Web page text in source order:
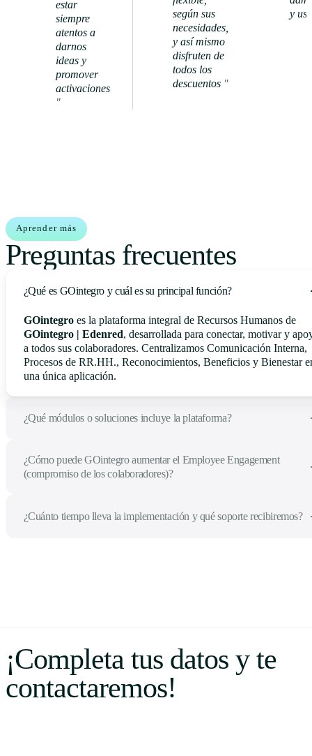
estar
siempre
atentos a
darnos
ideas y
promover
activaciones
"
Ver caso
según sus
necesidades,
y así mismo
disfruten de
todos los
descuentos "
y
Aprender más
Preguntas frecuentes
¿Qué es GOintegro y cuál es su principal función?
GOintegroes la plataforma integral de Recursos Humanos de
GOintegro | Edenred, desarrollada para conectar, motivar y
a todos sus colaboradores. Centralizamos Comunicación Interna,
Procesos de RR.HH., Reconocimientos, Beneficios y Bienestar
una única aplicación.
¿Qué módulos o soluciones incluye la plataforma?
¿Cómo puede GOintegro aumentar el Employee Engagement
(compromiso de los colaboradores)?
¿Cuánto tiempo lleva la implementación y qué soporte recibiremos?
¡Completa tus datos y te
contactaremos!